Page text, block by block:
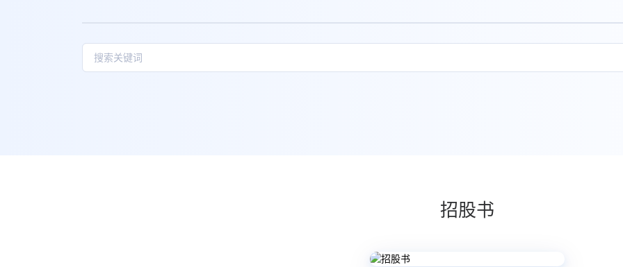
招股书